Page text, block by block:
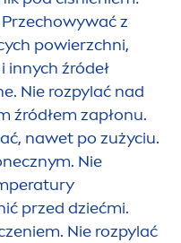
z
powierzchni,
źródeł
Nie rozpylać nad
źródłem zapłonu.
nawet po zużyciu.
Nie
przed dziećmi.
Nie rozpylać